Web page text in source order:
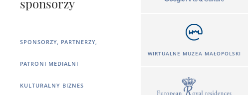
sponsorzy
SPONSORZY, PARTNERZY,
PATRONI MEDIALNI
KULTURALNY BIZNES
WIRTUALNE MUZEA MAŁOPOLSKI